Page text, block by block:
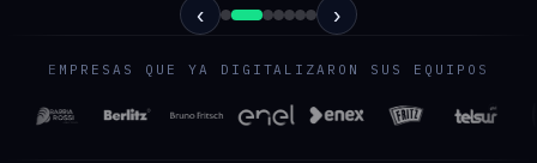
‹ ›
EMPRESAS QUE YA DIGITALIZARON SUS EQUIPOS